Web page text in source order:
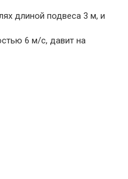
длиной подвеса 3 м, и
6 м/с, давит на